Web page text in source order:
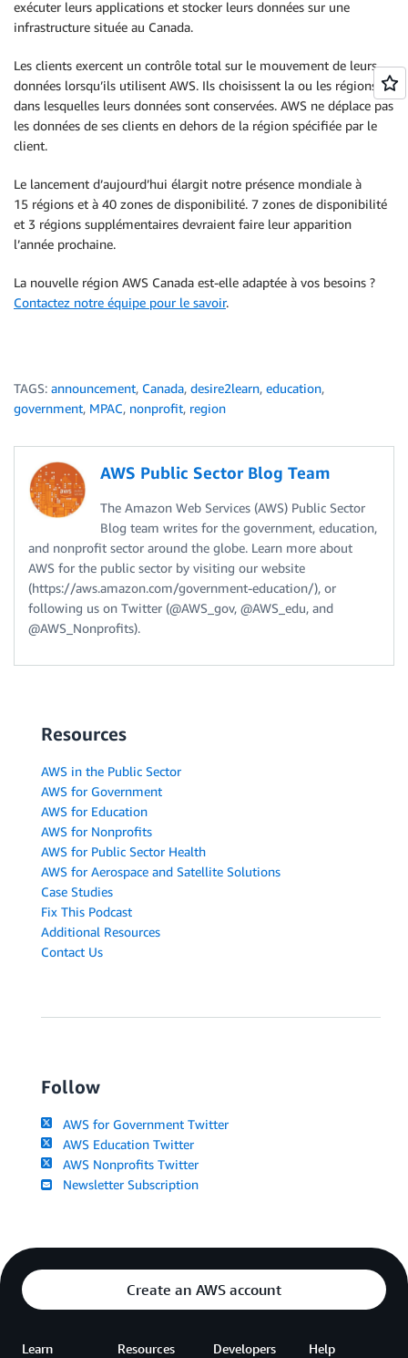
exécuter leurs applications et stocker leurs données sur une
infrastructure située au Canada.
Les clients exercent un contrôle total sur le mouvement de leurs
données lorsqu’ils utilisent AWS. Ils choisissent la ou les régions
dans lesquelles leurs données sont conservées. AWS ne déplace pas
les données de ses clients en dehors de la région spécifiée par le
client.
Le lancement d’aujourd’hui élargit notre présence mondiale à
15 régions et à 40 zones de disponibilité. 7 zones de disponibilité
et 3 régions supplémentaires devraient faire leur apparition
l’année prochaine.
La nouvelle région AWS Canada est-elle adaptée à vos besoins ?
Contactez notre équipe pour le savoir.
TAGS: announcement, Canada, desire2learn, education,
government, MPAC, nonprofit, region
AWS Public Sector Blog Team
The Amazon Web Services (AWS) Public Sector
Blog team writes for the government, education,
and nonprofit sector around the globe. Learn more about
AWS for the public sector by visiting our website
(https://aws.amazon.com/government-education/), or
following us on Twitter (@AWS_gov, @AWS_edu, and
@AWS_Nonprofits).
Resources
AWS in the Public Sector
AWS for Government
AWS for Education
AWS for Nonprofits
AWS for Public Sector Health
AWS for Aerospace and Satellite Solutions
Case Studies
Fix This Podcast
Additional Resources
Contact Us
Follow
AWS for Government Twitter
AWS Education Twitter
AWS Nonprofits Twitter
Newsletter Subscription
Create an AWS account
Learn Resources Developers Help